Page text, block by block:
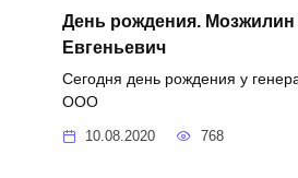
День рождения. Мозжилин
Евгеньевич
Сегодня день рождения у
ООО
10.08.2020 768